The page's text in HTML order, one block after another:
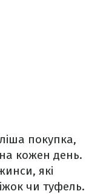
покупка,
кожен день.
які
чи туфель.